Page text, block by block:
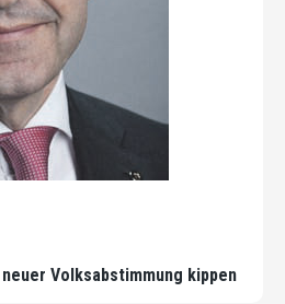
Volksabstimmung kippen